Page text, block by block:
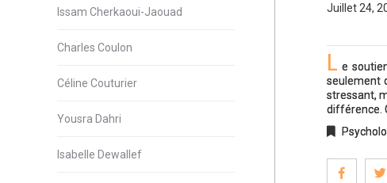
Juillet 24,
L e
seulement
stressant,
différence.
Issam Cherkaoui-Jaouad
Charles Coulon
Céline Couturier
Yousra Dahri
Isabelle Dewallef